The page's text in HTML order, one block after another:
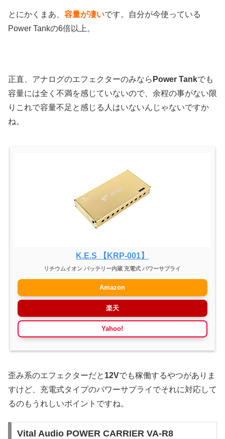
とにかくまあ、 容量が凄いです。自分が今使っている
Power Tankの6倍以上。
正直、アナログのエフェクターのみなら Power Tankでも
容量には全く不満を感じていないので、余程の事がない限
りこれで容量不足と感じる人はいないんじゃないですか
ね。
K.E.S 【KRP-001】
リチウムイオン バッテリー内蔵 充電式 パワーサプライ
Amazon
楽天
Yahoo!
歪み系のエフェクターだと 12Vでも稼働するやつがありま
すけど、充電式タイプのパワーサプライでそれに対応して
るのもうれしいポイントですね。
Vital Audio POWER CARRIER VA-R8